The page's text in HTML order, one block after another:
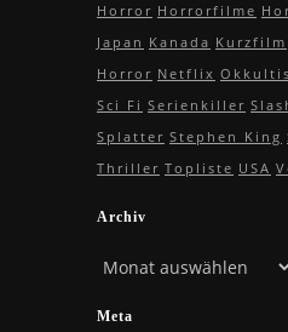
Horror Horrorfilme
Japan Kanada Kurzfilm
Horror Netflix
Sci Fi Serienkiller
Splatter Stephen King
Thriller Topliste USA
Archiv
Archiv
Meta